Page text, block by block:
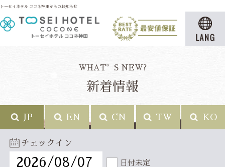
トーセイホテル ココネ神田からのお知らせ
WHAT’S NEW?
新着情報
JP EN CN TW KO
チェックイン
日付未定